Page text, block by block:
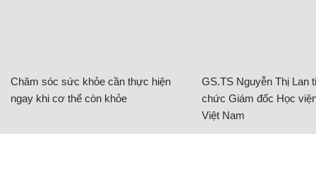
Chăm sóc sức khỏe cần thực hiện
ngay khi cơ thể còn khỏe
GS.TS Nguyễn Thị Lan
chức Giám đốc Học
Việt Nam